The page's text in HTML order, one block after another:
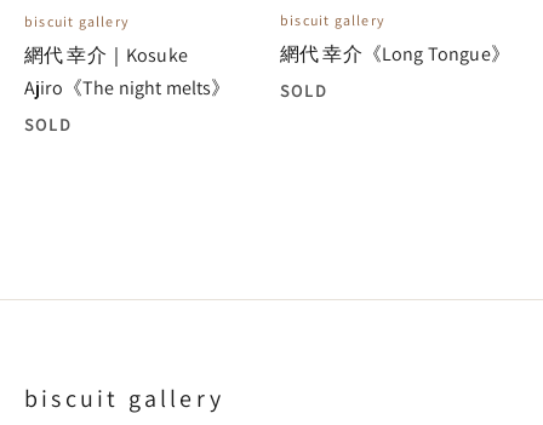
biscuit gallery
網代 幸介｜Kosuke
Ajiro《The night melts》
SOLD
biscuit gallery
網代 幸介《Long Tongue》
SOLD
biscuit gallery